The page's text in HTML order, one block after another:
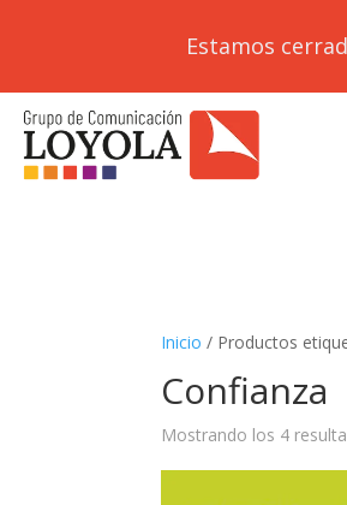
Estamos
Inicio / Productos
Confianza
Mostrando los 4